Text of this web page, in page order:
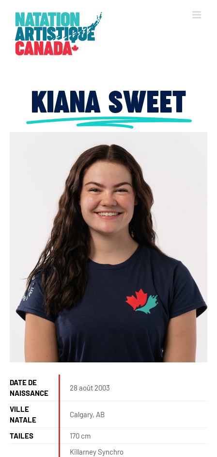
content
KIANA SWEET
DATE DE
NAISSANCE
28 août 2003
VILLE
NATALE
Calgary, AB
TAILES 170 cm
Killarney Synchro